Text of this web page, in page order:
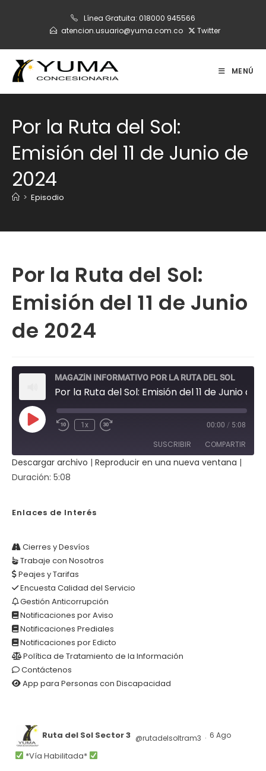
Línea Gratuita: 018000 945566
atencion.usuario@yuma.com.co
Twitter
MENÚ
Por la Ruta del Sol:
Emisión del 11 de Junio de
2024
> Episodio
Por la Ruta del Sol:
Emisión del 11 de Junio
de 2024
MAGAZÍN INFORMATIVO POR LA RUTA DEL SOL
Reproducir
episodioRebobinar
1x
Fast
seconds
00:00 / 5:08
SUSCRIBIR COMPARTIR
COMPAR
Descargar archivo | Reproducir en una nueva ventana |
Duración: 5:08
Enlaces de Interés
Cierres y Desvíos
Trabaje con Nosotros
Peajes y Tarifas
Encuesta Calidad del Servicio
Gestión Anticorrupción
Notificaciones por Aviso
Notificaciones Prediales
Notificaciones por Edicto
Política de Tratamiento de la Información
Contáctenos
App para Personas con Discapacidad
Ruta del Sol Sector 3 @rutadelsoltram3 · 6 Ago
*Vía Habilitada*